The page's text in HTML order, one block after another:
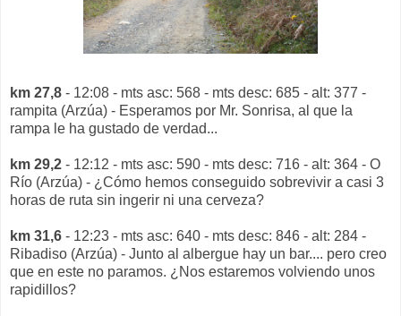
km 27,8 - 12:08 - mts asc: 568 - mts desc: 685 - alt: 377 -
rampita (Arzúa) - Esperamos por Mr. Sonrisa, al que la
rampa le ha gustado de verdad...
km 29,2 - 12:12 - mts asc: 590 - mts desc: 716 - alt: 364 - O
Río (Arzúa) - ¿Cómo hemos conseguido sobrevivir a casi 3
horas de ruta sin ingerir ni una cerveza?
km 31,6 - 12:23 - mts asc: 640 - mts desc: 846 - alt: 284 -
Ribadiso (Arzúa) - Junto al albergue hay un bar.... pero creo
que en este no paramos. ¿Nos estaremos volviendo unos
rapidillos?